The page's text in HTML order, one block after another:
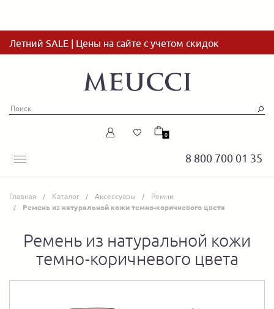
Летний SALE | Цены на сайте с учетом скидок
8 800 700 01 35
0
Главная Каталог Аксессуары Ремни
Ремень из натуральной кожи темно-коричневого цвета
Ремень из натуральной кожи
темно-коричневого цвета